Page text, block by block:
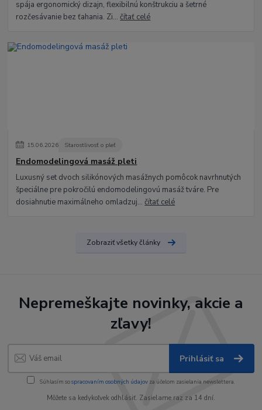
spája ergonomický dizajn, flexibilnú konštrukciu a šetrné
rozčesávanie bez ťahania. Zi...čítať celé
15.06.2026 Starostlivosť o pleť
Endomodelingová masáž pleti
Luxusný set dvoch silikónových masážnych pomôcok navrhnutých
špeciálne pre pokročilú endomodelingovú masáž tváre. Pre
dosiahnutie maximálneho omladzuj...čítať celé
Zobraziť všetky články
Nepremeškajte novinky, akcie a
zľavy!
Prihlásiť sa
Súhlasím sospracovaním osobných údajov za účelom zasielania newslettera.
Môžete sa kedykoľvek odhlásiť. Zasielame raz za 14 dní.